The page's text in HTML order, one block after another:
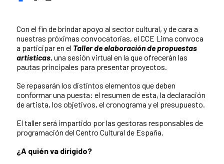
Con el fin de brindar apoyo al sector cultural, y de cara a
nuestras próximas convocatorias, el CCE Lima convoca
a participar en el Taller de elaboración de propuestas
artísticas, una sesión virtual en la que ofrecerán las
pautas principales para presentar proyectos.
Se repasarán los distintos elementos que deben
conformar una puesta: el resumen de esta, la declaración
de artista, los objetivos, el cronograma y el presupuesto.
El taller será impartido por las gestoras responsables de
programación del Centro Cultural de España.
¿A quién va dirigido?